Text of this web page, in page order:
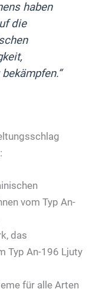
haben
die
vom Typ An-
das
Typ An-196 Ljuty
für alle Arten